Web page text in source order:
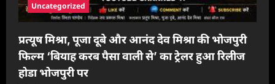
Uncategorized
प्रत्यूष मिश्रा, पूजा दूबे और आनंद देव मिश्रा की भोजपुरी
फिल्म ‘बियाह करब पैसा वाली से’ का ट्रेलर हुआ रिलीज
होडा भोजपुरी पर